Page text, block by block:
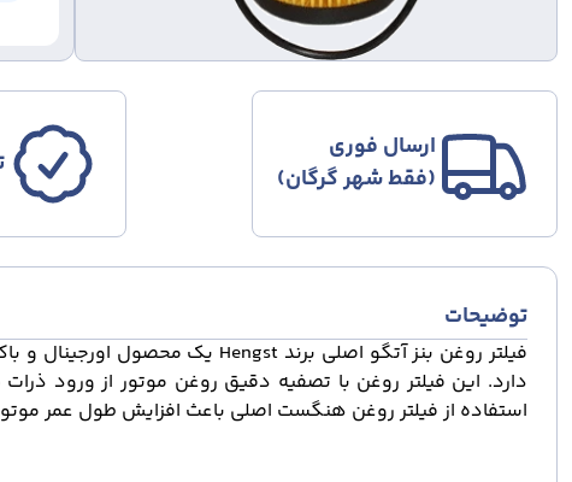
ارسال فوری
(فقط شهر گرگان)
توضیحات
فیلتر روغن بنز آتگو اصلی برندHengst یک محصول اورجینال و
دارد. این فیلتر روغن با تصفیه دقیق روغن موتور از ورود ذرات
استفاده از فیلتر روغن هنگست اصلی باعث افزایش طول عمر